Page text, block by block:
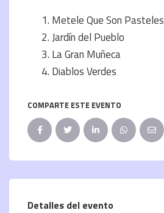
Metele Que Son Pasteles
Jardín del Pueblo
La Gran Muñeca
Diablos Verdes
COMPARTE ESTE EVENTO
Detalles del evento